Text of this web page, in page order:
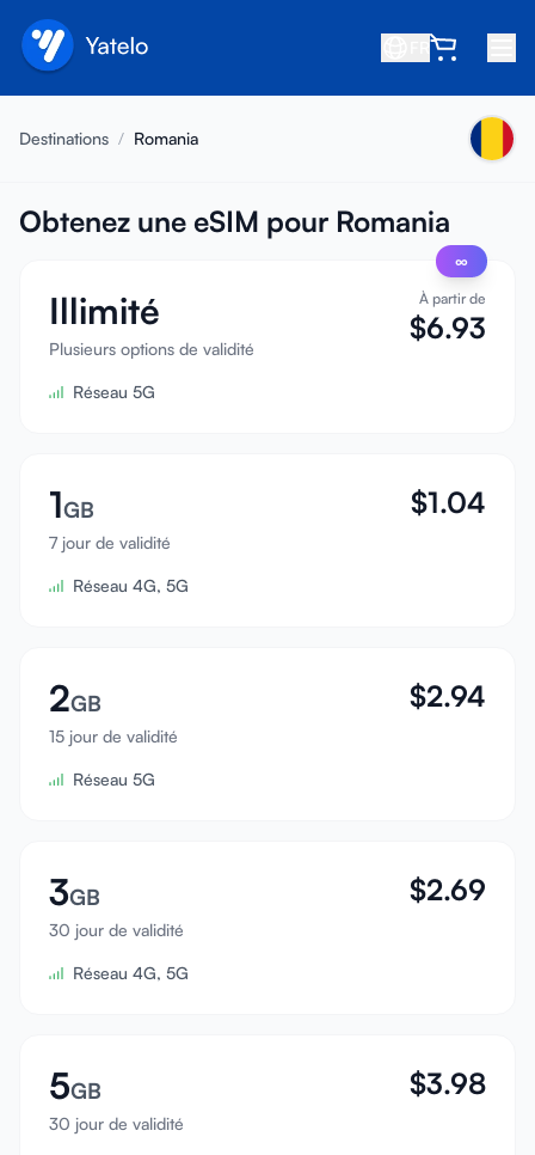
À propos
Parrainer un ami
Devenir affilié
Centre d'aide
Compatibilité des appareils
Se connecter
Destinations / Romania
Obtenez une eSIM pour Romania
∞
Illimité
Plusieurs options de validité
À partir de
$6.93
Réseau 5G
1GB
7 jour de validité
$1.04
Réseau 4G, 5G
2GB
15 jour de validité
$2.94
Réseau 5G
3GB
30 jour de validité
$2.69
Réseau 4G, 5G
5GB
30 jour de validité
$3.98